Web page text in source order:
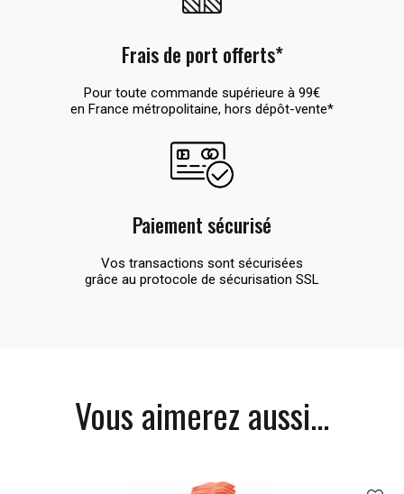
Frais de port offerts*
Pour toute commande supérieure à 99€
en France métropolitaine, hors dépôt-vente*
Paiement sécurisé
Vos transactions sont sécurisées
grâce au protocole de sécurisation SSL
Vous aimerez aussi...